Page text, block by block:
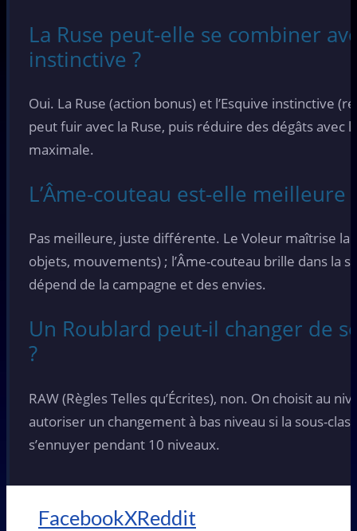
La Ruse peut-elle se combiner
instinctive ?
Oui. La Ruse (action bonus) et l’Esquive instinctive
peut fuir avec la Ruse, puis réduire des dégâts avec
maximale.
L’Âme-couteau est-elle meilleure
Pas meilleure, juste différente. Le Voleur maîtrise
objets, mouvements) ; l’Âme-couteau brille dans la
dépend de la campagne et des envies.
Un Roublard peut-il changer de
?
RAW (Règles Telles qu’Écrites), non. On choisit au
autoriser un changement à bas niveau si la sous-
s’ennuyer pendant 10 niveaux.
FacebookXReddit